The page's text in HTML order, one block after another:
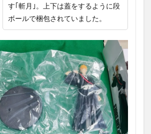
す｢斬月｣。上下は蓋をするように段
ボールで梱包されていました。